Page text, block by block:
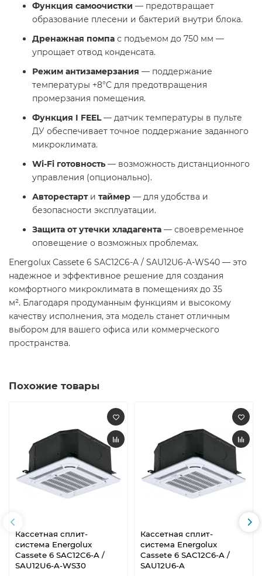
Функция самоочистки — предотвращает
образование плесени и бактерий внутри блока.
Дренажная помпа с подъемом до 750 мм —
упрощает отвод конденсата.
Режим антизамерзания — поддержание
температуры +8°C для предотвращения
промерзания помещения.
Функция I FEEL— датчик температуры в пульте
ДУ обеспечивает точное поддержание заданного
микроклимата.
Wi-Fi готовность — возможность дистанционного
управления (опционально).
Авторестарти таймер — для удобства и
безопасности эксплуатации.
Защита от утечки хладагента — своевременное
оповещение о возможных проблемах.
Energolux Cassete 6 SAC12C6-A / SAU12U6-A-WS40 — это
надежное и эффективное решение для создания
комфортного микроклимата в помещениях до 35
м². Благодаря продуманным функциям и высокому
качеству исполнения, эта модель станет отличным
выбором для вашего офиса или коммерческого
пространства.
Похожие товары
Кассетная сплит-
система Energolux
Cassete 6 SAC12C6-A /
SAU12U6-A-WS30
Кассетная сплит-
система Energolux
Cassete 6 SAС12С6-A /
SAU12U6-A